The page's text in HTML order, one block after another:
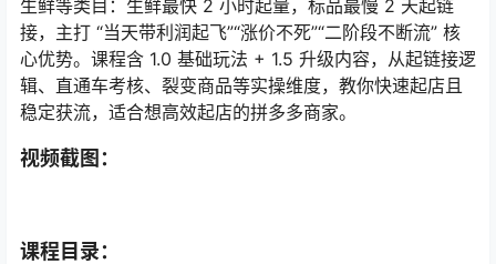
生鲜等类目：生鲜最快 2 小时起量，标品最慢 2 天起链
接，主打 “当天带利润起飞”“涨价不死”“二阶段不断流” 核
心优势。课程含 1.0 基础玩法 + 1.5 升级内容，从起链接逻
辑、直通车考核、裂变商品等实操维度，教你快速起店且
稳定获流，适合想高效起店的拼多多商家。
视频截图：
课程目录：